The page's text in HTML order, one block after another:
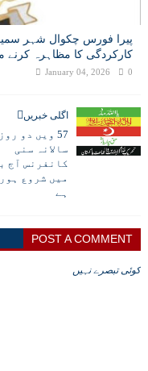
پیرا فورس چکوال شہر
کارکردگی کا مظاہرہ کرنے
January 04, 2026 0
اگلی خبریں
57 ویں دو
سالانہ سنی
کانفرنس آج
میں شروع
ہے
POST A COMMENT
کوئی تبصرے نہیں